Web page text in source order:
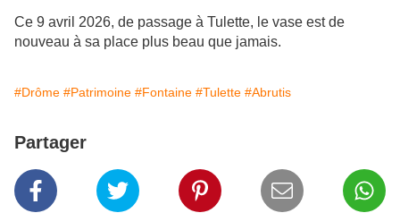
Ce 9 avril 2026, de passage à Tulette, le vase est de
nouveau à sa place plus beau que jamais.
#Drôme #Patrimoine #Fontaine #Tulette #Abrutis
Partager